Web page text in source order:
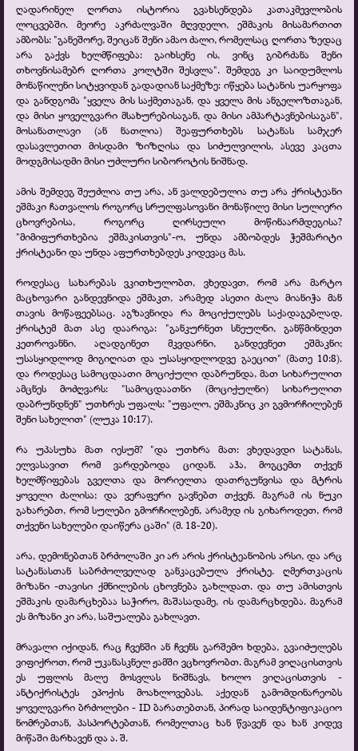
ღადარინელ ღორთა ისტორია გვახსენდება კათაკმევლობის
ლოცვებში. მეორე აკრძალვაში მღვდელი, ეშმაკის მისამართით
ამბობს: "განეშორე, შეიცან შენი ამაო ძალი, რომელსაც ღორთა ზედაც
არა გაქვს ხელმწიფება: გაიხსენე ის, ვინც გიბრძანა შენი
თხოვნისამებრ ღორთა კოლტში შესვლა". შემდეგ კი საიდუმლოს
მონაწილენი სიტყვიდან გადადიან საქმეზე: იწყება სატანის უარყოფა
და განდგომა "ყველა მის საქმეთაგან, და ყველა მის ანგელოზთაგან,
და მისი ყოველგვარი მსახურებისაგან, და მისი ამპარტავნებისაგან",
მოსანათლავი (ან ნათლია) შეაფურთხებს სატანას სამჯერ
დასავლეთით მისდამი ზიზღისა და სიძულვილის, ასევე კაცთა
მოდგმისადმი მისი უძლური სიბოროტის ნიშნად.
ამის შემდეგ შეუძლია თუ არა, ან ვალდებულია თუ არა ქრისტეანი
ეშმაკი ჩათვალოს როგორც სრულფასოვანი მონაწილე მისი სულიერი
ცხოვრებისა, როგორც ღირსეული მოწინაარმდეგისა?
"მიმიფურთხებია ეშმაკისთვის"-ო, უნდა ამბობდეს ჭეშმარიტი
ქრისტეანი და უნდა აფურთხებდეს კიდევაც მას.
როდესაც სახარებას ვკითხულობთ, ვხედავთ, რომ არა მარტო
მაცხოვარი განდევნიდა ეშმაკთ, არამედ ასეთი ძალა მიანიჭა მან
თავის მოწაფეებსაც. აგზავნიდა რა მოციქულებს საქადაგებლად,
ქრისტემ მათ ასე დაარიგა: "განკურნეთ სნეულნი, განწმინდეთ
კეთროვანნი, აღადგინეთ მკვდარნი, განდევნეთ ეშმაკნი;
უსასყიდლოდ მიგიღიათ და უსასყიდლოდვე გაეცით" (მათე 10:8).
და როდესაც სამოცდაათი მოციქული დაბრუნდა, მათ სიხარულით
ამცნეს მოძღვარს: "სამოცდაათნი (მოციქულნი) სიხარულით
დაბრუნდნენ" უთხრეს უფალს: "უფალო, ეშმაკნიც კი გვმორჩილებენ
შენი სახელით" (ლუკა 10:17).
რა უპასუხა მათ იესუმ? "და უთხრა მათ: ვხედავდი სატანას,
ელვასავით რომ ვარდებოდა ციდან. აჰა, მოგცემთ თქვენ
ხელმწიფებას გველთა და მორიელთა დათრგუნვისა და მტრის
ყოველი ძალისა; და ვერაფერი გავნებთ თქვენ. მაგრამ ის ნუკი
გახარებთ, რომ სულები გმორჩილებენ, არამედ ის გიხაროდეთ, რომ
თქვენი სახელები დაიწერა ცაში" (მ. 18-20).
არა, დემონებთან ბრძოლაში კი არ არის ქრისტეანობის არსი, და არც
სატანასთან საბრძოლველად განკაცებულა ქრისტე. ღმერთკაცის
მიზანი -თავისი ქმნილების ცხოვნება გახლდათ. და თუ ამისთვის
ეშმაკის დამარცხებაა საჭირო, მაშასადამე, ის დამარცხდება. მაგრამ
ეს მიზანი კი არა, საშუალება გახლავთ.
მრავალი იქიდან, რაც ჩვენში ან ჩვენს გარშემო ხდება, გვაიძულებს
ვიფიქროთ, რომ უკანასკნელ ჟამში ვცხოვრობთ. მაგრამ ვიღაცისთვის
ეს უფლის მალე მოსვლას ნიშნავს, ხოლო ვიღაცისთვის -
ანტიქრისტეს ეპოქის მოახლოვებას. აქედან გამომდინარეობს
ყოველგვარი ბრძოლები - ID ბარათებთან, პირად საიდენტიფიკაციო
ნომრებთან, პასპორტებთან, რომელთაც ხან წვავენ და ხან კიდევ
მიწაში მარხავენ და ა. შ.